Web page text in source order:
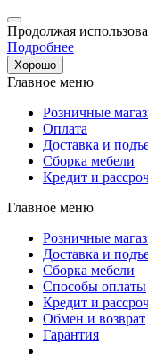
Продолжая
Подробнее
Хорошо
Главное меню
Розничные
Оплата
Доставка и
Сборка мебели
Кредит и
Главное меню
Розничные
Доставка и
Сборка мебели
Способы оплаты
Кредит и
Обмен и возврат
Гарантия